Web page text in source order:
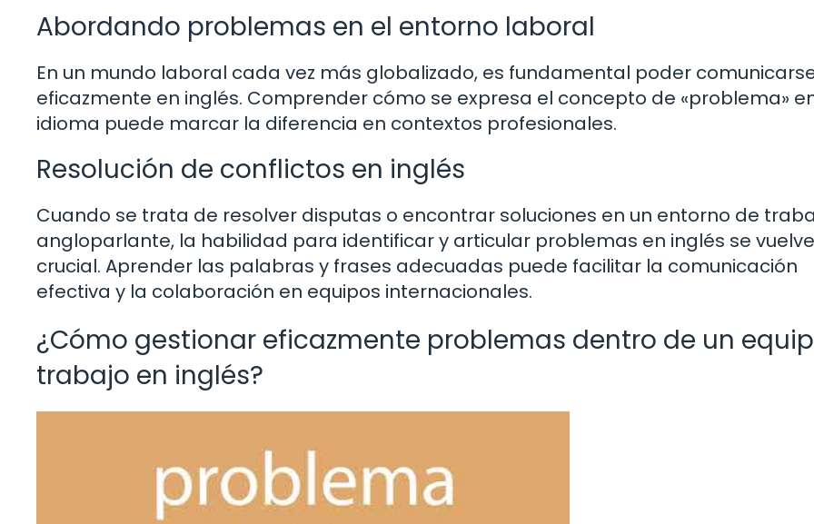
Abordando problemas en el entorno laboral
En un mundo laboral cada vez más globalizado, es fundamental poder
eficazmente en inglés. Comprender cómo se expresa el concepto de «problema»
idioma puede marcar la diferencia en contextos profesionales.
Resolución de conflictos en inglés
Cuando se trata de resolver disputas o encontrar soluciones en un entorno de
angloparlante, la habilidad para identificar y articular problemas en inglés se vuelve
crucial. Aprender las palabras y frases adecuadas puede facilitar la comunicación
efectiva y la colaboración en equipos internacionales.
¿Cómo gestionar eficazmente problemas dentro de un
trabajo en inglés?